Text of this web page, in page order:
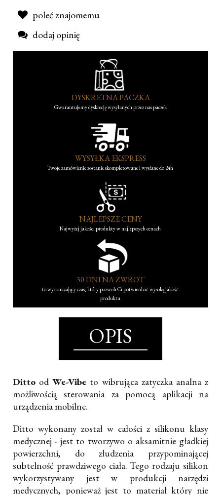
poleć znajomemu
dodaj opinię
DYSKRETNA PACZKA
Gwarantujemy dyskrecję wysyłanych przez nas paczek
WYSYŁKA EKSPRESS
Twoje zamówienie zostanie skompletowane i wysłane do 24h
NAJLEPSZE CENY
Najwyżej jakości produkty w najlepszych cenach
30 DNI NA ZWROT
to wystarczający czas, który pozwoli Ci potwierdzić wysoką jakość
produktu
OPIS
Ditto odWe-Vibe to wibrująca zatyczka analna z
możliwością sterowania za pomocą aplikacji na
urządzenia mobilne.
Ditto wykonany został w całości z silikonu klasy
medycznej - jest to tworzywo o aksamitnie gładkiej
powierzchni, do złudzenia przypominającej
subtelność prawdziwego ciała. Tego rodzaju silikon
wykorzystywany jest w produkcji narzędzi
medycznych, ponieważ jest to materiał który nie